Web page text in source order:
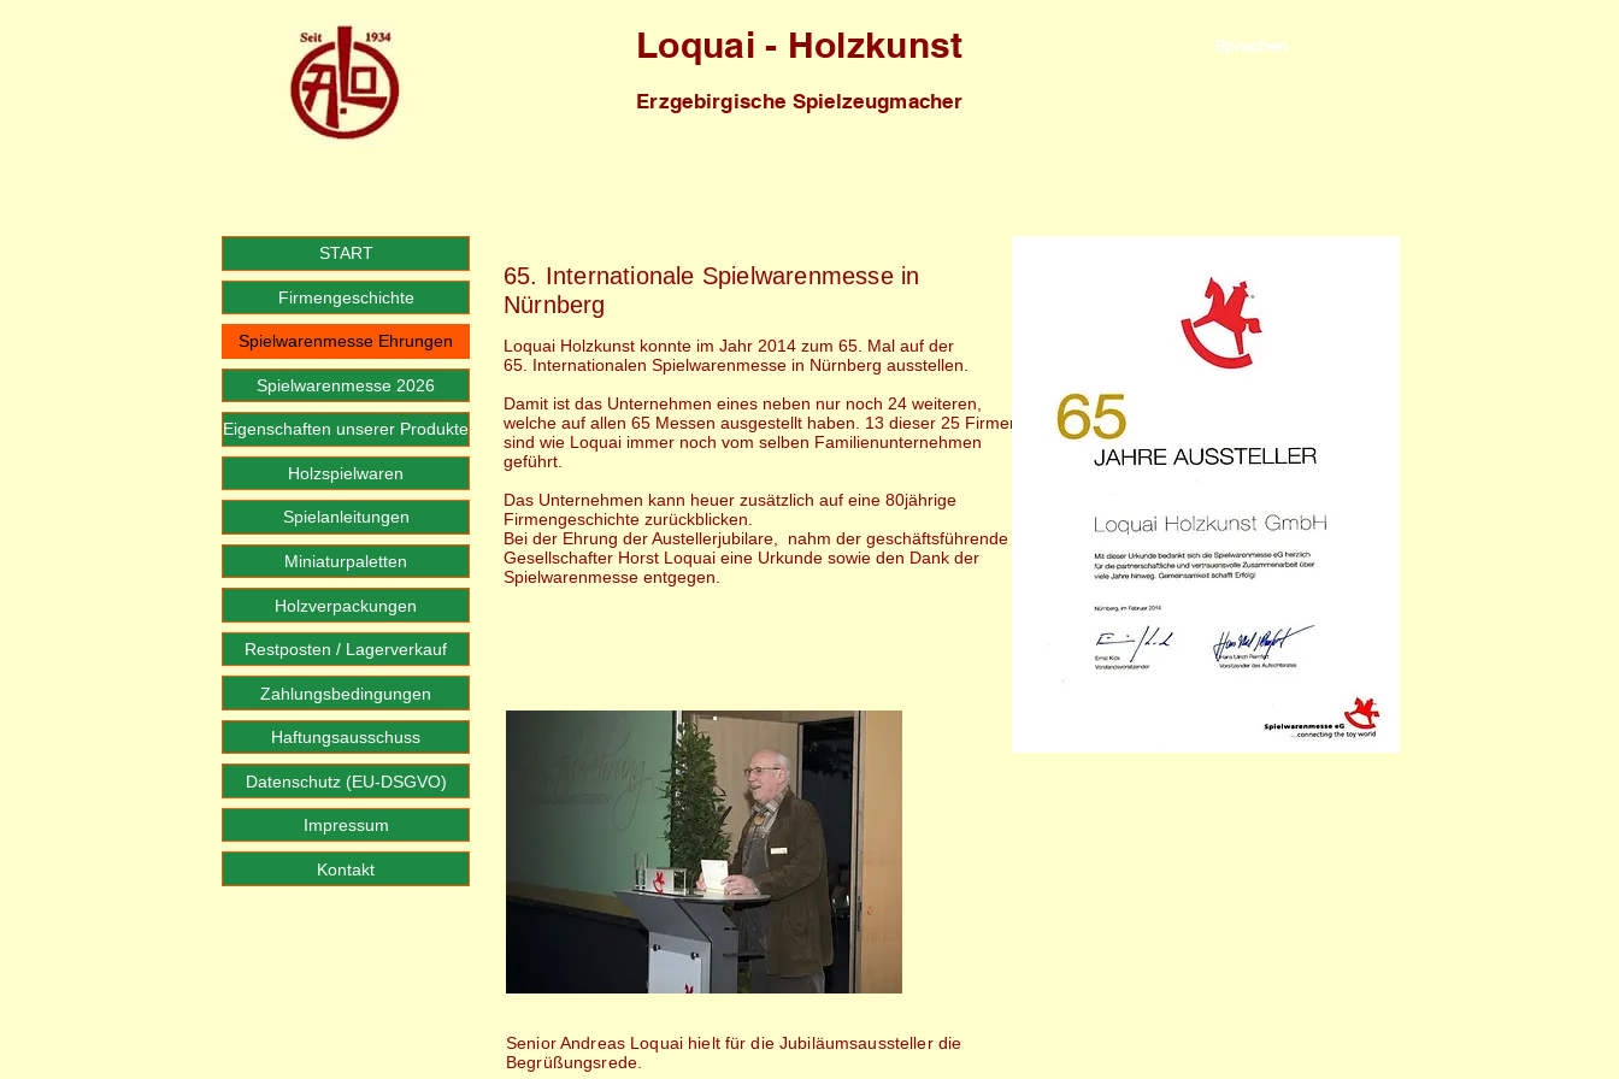
Loquai - Holzkunst
Erzgebirgische Spielzeugmacher
Sprachen
65. Internationale Spielwarenmesse in
Nürnberg
Loquai Holzkunst konnte im Jahr 2014 zum 65. Mal auf der
65. Internationalen Spielwarenmesse in Nürnberg ausstellen.
Damit ist das Unternehmen eines neben nur noch 24 weiteren,
welche auf allen 65 Messen ausgestellt haben. 13 dieser 25 Firmen
sind wie Loquai immer noch vom selben Familienunternehmen
geführt.
Das Unternehmen kann heuer zusätzlich auf eine 80jährige
Firmengeschichte zurückblicken.
Bei der Ehrung der Austellerjubilare, nahm der geschäftsführende
Gesellschafter Horst Loquai eine Urkunde sowie den Dank der
Spielwarenmesse entgegen.
Senior Andreas Loquai hielt für die Jubiläumsaussteller die
Begrüßungsrede.
START
Firmengeschichte
Spielwarenmesse Ehrungen
Spielwarenmesse 2026
Eigenschaften unserer Produkte
Holzspielwaren
Spielanleitungen
Miniaturpaletten
Holzverpackungen
Restposten / Lagerverkauf
Zahlungsbedingungen
Haftungsausschuss
Datenschutz (EU-DSGVO)
Impressum
Kontakt